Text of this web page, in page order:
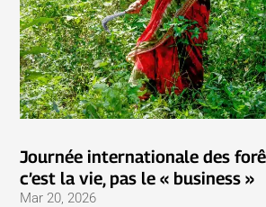
Journée internationale des
c’est la vie, pas le « business »
Mar 20, 2026